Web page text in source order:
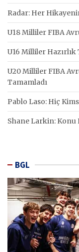
Radar: Her
U18 Milliler FIBA
U16 Milliler Hazırlık
U20 Milliler FIBA
Tamamladı
Pablo Laso: Hiç
Shane Larkin: Konu
BGL